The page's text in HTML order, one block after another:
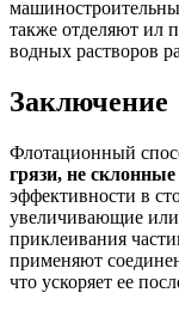
также отделяют ил
водных растворов
Заключение
Флотационный
грязи, не
эффективности в
увеличивающие
приклеивания
применяют
что ускоряет ее